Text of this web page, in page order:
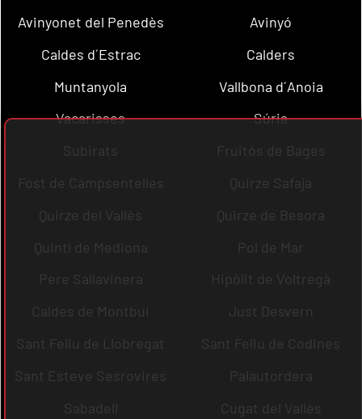
Avinyonet del Penedès
Avinyó
Caldes d´Estrac
Calders
Muntanyola
Vallbona d´Anoia
Vacarisses
Súria
Subirats
Fruitós de Bages
Fost de Campsentelles
Quirze Safaja
Quirze del Vallès
Quirze de Besora
Quintí de Mediona
Pol de Mar
Pere Sallavinera
Hipòlit de Voltregà
Caldes de Montbui
Just Desvern
Sant Feliu de Llobregat
Sant Feliu de Codines
Sant Esteve Sesrovires
Palautordera
Sabadell
Cugat del Vallès